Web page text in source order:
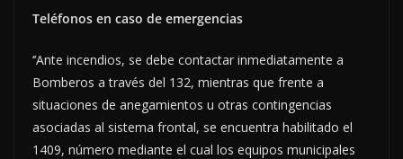
Teléfonos en caso de emergencias
‘’Ante incendios, se debe contactar inmediatamente a
Bomberos a través del 132, mientras que frente a
situaciones de anegamientos u otras contingencias
asociadas al sistema frontal, se encuentra habilitado el
1409, número mediante el cual los equipos municipales